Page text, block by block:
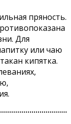
пряность.
Для
или чаю
кипятка.